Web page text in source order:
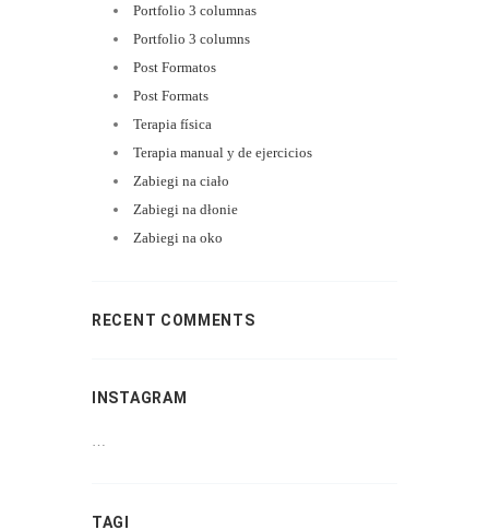
Portfolio 3 columnas
Portfolio 3 columns
Post Formatos
Post Formats
Terapia física
Terapia manual y de ejercicios
Zabiegi na ciało
Zabiegi na dłonie
Zabiegi na oko
RECENT COMMENTS
INSTAGRAM
…
TAGI